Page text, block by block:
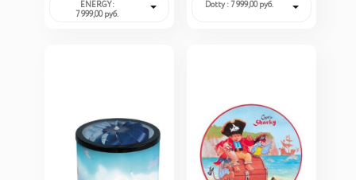
ENERGY:
7 999,00 руб.
Dotty : 7 999,00 руб.